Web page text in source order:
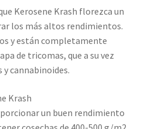
Kerosene Krash florezca un
los más altos rendimientos.
y están completamente
de tricomas, que a su vez
cannabinoides.
Krash
un buen rendimiento